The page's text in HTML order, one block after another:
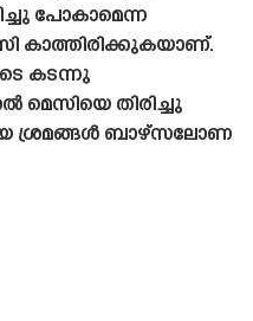
പോകാമെന്ന
കാത്തിരിക്കുകയാണ്.
കടന്നു
തിരിച്ചു
ശ്രമങ്ങൾ ബാഴ്‌സലോണ